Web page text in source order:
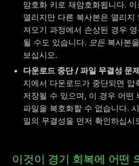
암호화 키로 재암호화됩니다.
열리지만 다른 복사본은 열리지
져오기 과정에서 손상된 경우
될 수도 있습니다. 모든 복사본
보십시오.
다운로드 중단 / 파일 무결성 문
지에서 다운로드가 중단되면 압
저장될 수 있으며, 이 경우 어떤
파일을 복호화할 수 없습니다.
일의 무결성을 먼저 확인하십시
이것이 경기 회복에 어떤